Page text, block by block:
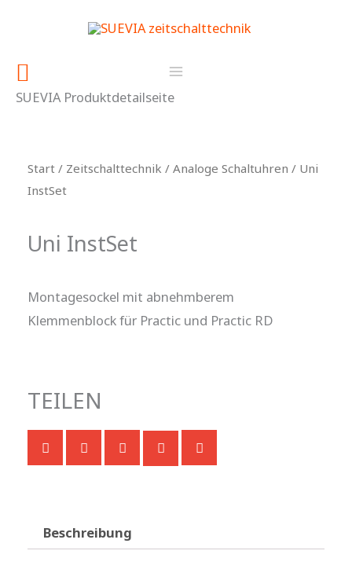
Suchen
SUEVIA Produktdetailseite
Start / Zeitschalttechnik / Analoge Schaltuhren / Uni
InstSet
Uni InstSet
Montagesockel mit abnehmberem
Klemmenblock für Practic und Practic RD
TEILEN
Beschreibung